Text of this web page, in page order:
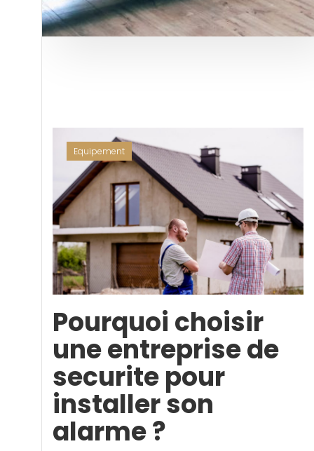
Equipement
Pourquoi choisir
une entreprise de
securite pour
installer son
alarme ?